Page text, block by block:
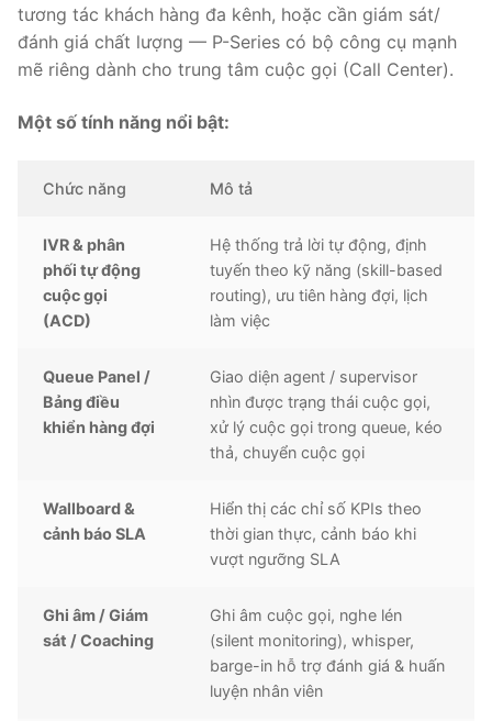
tương tác khách hàng đa kênh, hoặc cần giám sát/
đánh giá chất lượng — P-Series có bộ công cụ mạnh
mẽ riêng dành cho trung tâm cuộc gọi (Call Center).
Một số tính năng nổi bật:
Chức năng Mô tả
IVR & phân
phối tự động
cuộc gọi
(ACD)
Hệ thống trả lời tự động, định
tuyến theo kỹ năng (skill-based
routing), ưu tiên hàng đợi, lịch
làm việc
Queue Panel /
Bảng điều
khiển hàng đợi
Giao diện agent / supervisor
nhìn được trạng thái cuộc gọi,
xử lý cuộc gọi trong queue, kéo
thả, chuyển cuộc gọi
Wallboard &
cảnh báo SLA
Hiển thị các chỉ số KPIs theo
thời gian thực, cảnh báo khi
vượt ngưỡng SLA
Ghi âm / Giám
sát / Coaching
Ghi âm cuộc gọi, nghe lén
(silent monitoring), whisper,
barge-in hỗ trợ đánh giá & huấn
luyện nhân viên